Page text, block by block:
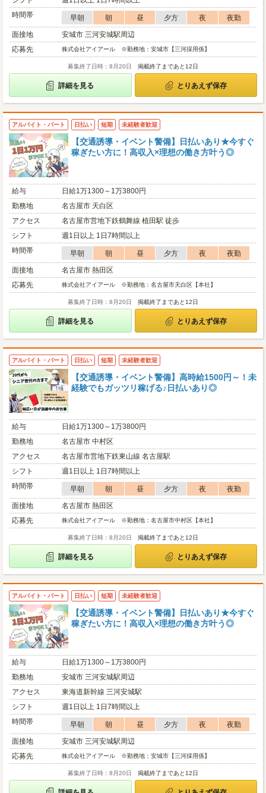
時間帯
早朝 朝 昼 夕方 夜
夜勤
面接地
安城市 三河安城駅周辺
応募先
株式会社アイアール ※勤務地：安城市【三河採用係】
募集終了日時：8月20日 掲載終了まであと12日
詳細を見る とりあえず保存
アルバイト・パート 日払い 短期 未経験者歓迎
【交通誘導・イベント警備】日払いあり★今すぐ
稼ぎたい方に！高収入×理想の働き方叶う◎
給与
日給1万1300～1万3800円
勤務地
名古屋市 天白区
アクセス
名古屋市営地下鉄鶴舞線 植田駅 徒歩
シフト
週1日以上 1日7時間以上
時間帯
早朝 朝 昼 夕方 夜
夜勤
面接地
名古屋市 熱田区
応募先
株式会社アイアール ※勤務地：名古屋市天白区【本社】
募集終了日時：8月20日 掲載終了まであと12日
詳細を見る とりあえず保存
アルバイト・パート 日払い 短期 未経験者歓迎
【交通誘導・イベント警備】高時給1500円～！未
経験でもガッツリ稼げる♪日払いあり◎
給与
日給1万1300～1万3800円
勤務地
名古屋市 中村区
アクセス
名古屋市営地下鉄東山線 名古屋駅
シフト
週1日以上 1日7時間以上
時間帯
早朝 朝 昼 夕方 夜
夜勤
面接地
名古屋市 熱田区
応募先
株式会社アイアール ※勤務地：名古屋市中村区【本社】
募集終了日時：8月20日 掲載終了まであと12日
詳細を見る とりあえず保存
アルバイト・パート 日払い 短期 未経験者歓迎
【交通誘導・イベント警備】日払いあり★今すぐ
稼ぎたい方に！高収入×理想の働き方叶う◎
給与
日給1万1300～1万3800円
勤務地
安城市 三河安城駅周辺
アクセス
東海道新幹線 三河安城駅
シフト
週1日以上 1日7時間以上
時間帯
早朝 朝 昼 夕方 夜
夜勤
面接地
安城市 三河安城駅周辺
応募先
株式会社アイアール ※勤務地：安城市【三河採用係】
募集終了日時：8月20日 掲載終了まであと12日